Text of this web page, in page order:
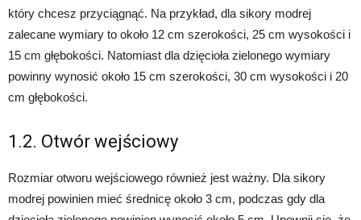
który chcesz przyciągnąć. Na przykład, dla sikory modrej
zalecane wymiary to około 12 cm szerokości, 25 cm wysokości i
15 cm głębokości. Natomiast dla dzięcioła zielonego wymiary
powinny wynosić około 15 cm szerokości, 30 cm wysokości i 20
cm głębokości.
1.2. Otwór wejściowy
Rozmiar otworu wejściowego również jest ważny. Dla sikory
modrej powinien mieć średnicę około 3 cm, podczas gdy dla